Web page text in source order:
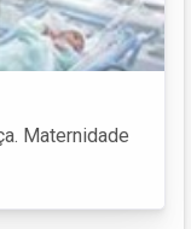
Maternidade